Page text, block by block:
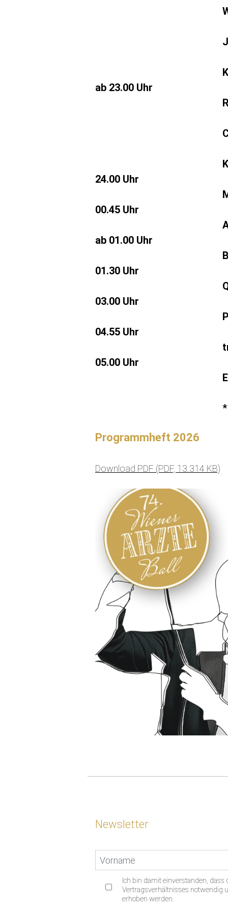
ab 23.00 Uhr
24.00 Uhr
00.45 Uhr
ab 01.00 Uhr
01.30 Uhr
03.00 Uhr
04.55 Uhr
05.00 Uhr
Programmheft 2026
Download PDF (PDF, 13.314 KB)
Newsletter
Ich bin damit einverstanden,
Vertragsverhältnisses notwendig
erhoben werden.